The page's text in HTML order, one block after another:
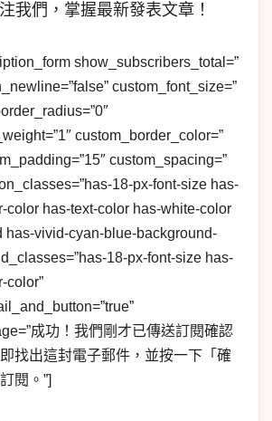
我們，掌握最新發表文章！
show_subscribers_total=”
custom_font_size=”
custom_border_color=”
custom_spacing=”
18-px-font-size has-
color has-text-color has-white-color
has-vivid-cyan-blue-background-
18-px-font-size has-
color”
成功！我們剛才已傳送訂閱確認
找出這封電子郵件，並按一下「確
閱。”]